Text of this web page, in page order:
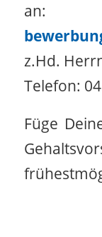
an:
z.Hd.
Telefon:
Füge